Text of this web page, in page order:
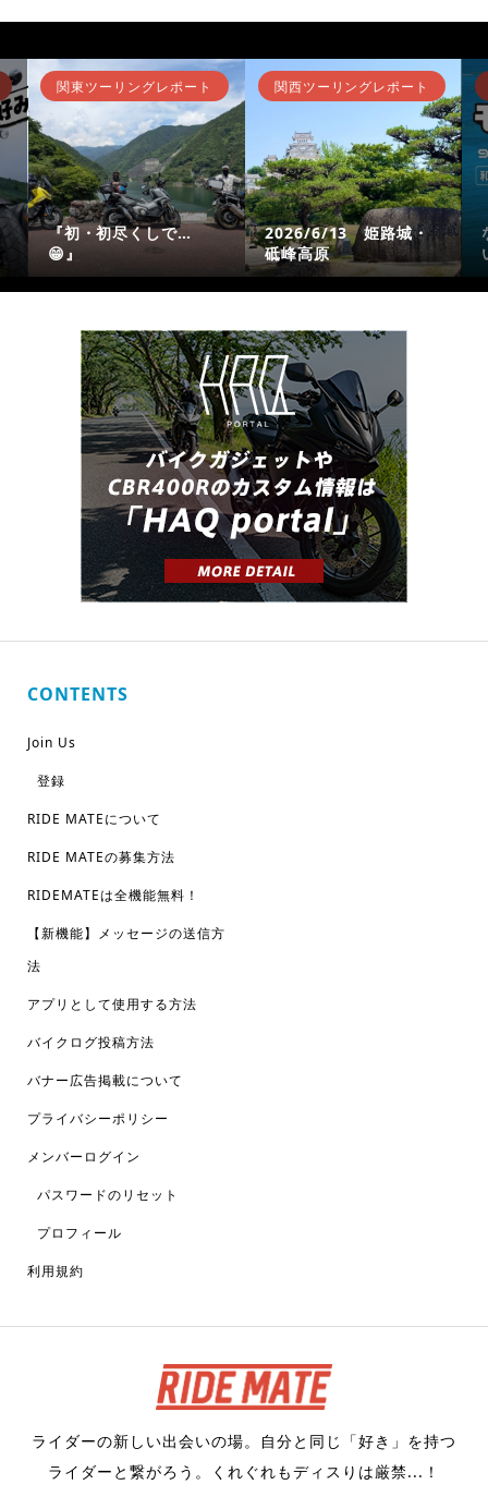
関東ツーリングレポート
『初・初尽くしで…
😁』
関西ツーリングレポート
2026/6/13 姫路城・
砥峰高原
CONTENTS
Join Us
登録
RIDE MATEについて
RIDE MATEの募集方法
RIDEMATEは全機能無料！
【新機能】メッセージの送信方
法
アプリとして使用する方法
バイクログ投稿方法
バナー広告掲載について
プライバシーポリシー
メンバーログイン
パスワードのリセット
プロフィール
利用規約
ライダーの新しい出会いの場。自分と同じ「好き」を持つ
ライダーと繋がろう。くれぐれもディスりは厳禁...！